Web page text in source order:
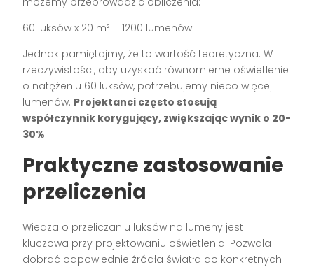
60 luksów x 20 m² = 1200 lumenów
Jednak pamiętajmy, że to wartość teoretyczna. W
rzeczywistości, aby uzyskać równomierne oświetlenie
o natężeniu 60 luksów, potrzebujemy nieco więcej
lumenów. Projektanci często stosują
współczynnik korygujący, zwiększając wynik o 20-
30%.
Praktyczne zastosowanie
przeliczenia
Wiedza o przeliczaniu luksów na lumeny jest
kluczowa przy projektowaniu oświetlenia. Pozwala
dobrać odpowiednie źródła światła do konkretnych